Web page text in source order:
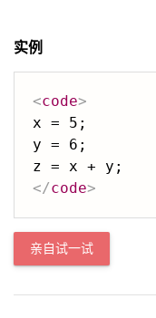
实例
<code>
x = 5;
y = 6;
</code>
亲自试一试